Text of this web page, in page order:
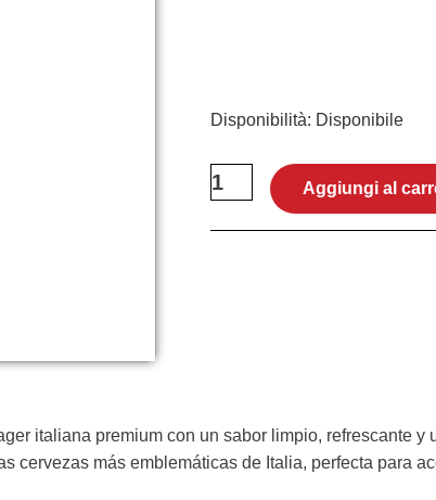
Disponibilità: Disponibile
Birra
Nastro
Azzurro
62cl
Aggiungi al
italiana premium con un sabor limpio, refrescante
cervezas más emblemáticas de Italia, perfecta para